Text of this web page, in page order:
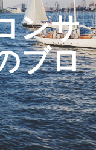
ンサ
ブロ